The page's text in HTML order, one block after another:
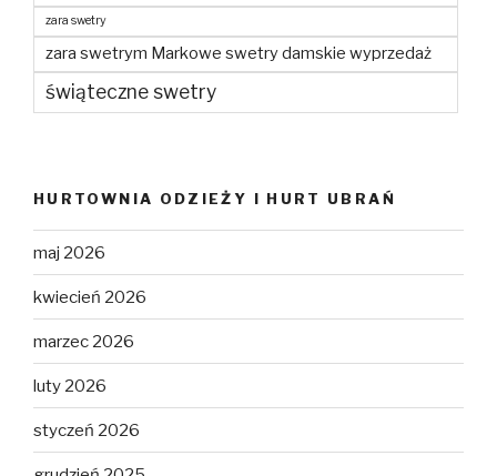
zara swetry
zara swetrym Markowe swetry damskie wyprzedaż
świąteczne swetry
HURTOWNIA ODZIEŻY I HURT UBRAŃ
maj 2026
kwiecień 2026
marzec 2026
luty 2026
styczeń 2026